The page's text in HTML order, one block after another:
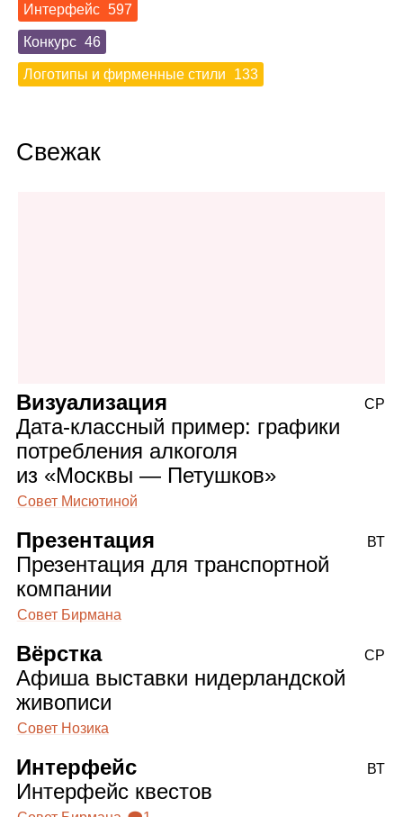
Интерфейс 597
Конкурс 46
Логотипы и фирменные стили 133
Свежак
Визуализация
Дата‑классный пример: графики
потребления алкоголя
из «Москвы — Петушков»
Совет Мисютиной
СР
Презентация
Презентация для транспортной
компании
Совет Бирмана
ВТ
Вёрстка
Афиша выставки нидерландской
живописи
Совет Нозика
СР
Интерфейс
Интерфейс квестов
ВТ